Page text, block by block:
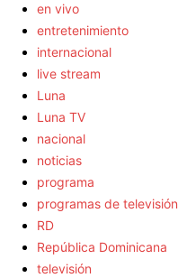
en vivo
entretenimiento
internacional
live stream
Luna
Luna TV
nacional
noticias
programa
programas de televisión
RD
República Dominicana
televisión